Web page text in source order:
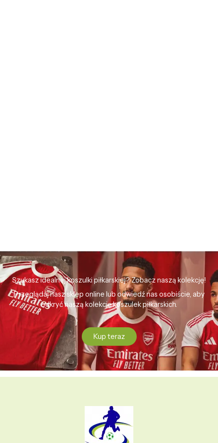
Szukasz idealnej koszulki piłkarskiej? Zobacz naszą kolekcję!
Przeglądaj nasz sklep online lub odwiedź nas osobiście, aby
odkryć naszą kolekcję koszulek piłkarskich.
Kup teraz